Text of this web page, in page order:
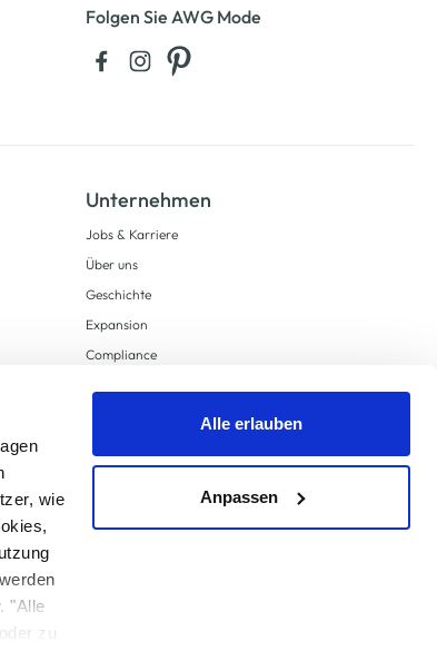
wie
"Alle
zu
Alle erlauben
Anpassen
Folgen Sie AWG Mode
Unternehmen
Jobs & Karriere
Über uns
Geschichte
Expansion
Compliance
Supply Chain Due Diligence